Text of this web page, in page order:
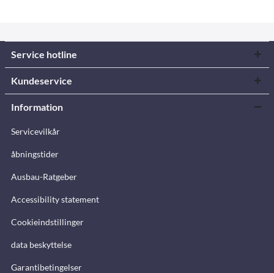
Service hotline
Kundeservice
Information
Servicevilkår
åbningstider
Ausbau-Ratgeber
Accessibility statement
Cookieindstillinger
data beskyttelse
Garantibetingelser